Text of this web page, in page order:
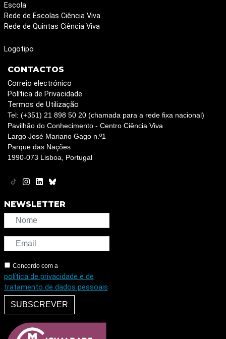
Escola
Rede de Escolas Ciência Viva
Rede de Quintas Ciência Viva
Logotipo
CONTACTOS
Correio electrónico
Política de Privacidade
Termos de Utilização
Tel: (+351) 21 898 50 20 (chamada para a rede fixa nacional)
Pavilhão do Conhecimento - Centro Ciência Viva
Largo José Mariano Gago n.º1
Parque das Nações
1990-073 Lisboa, Portugal
NEWSLETTER
Concordo com a
política de privacidade e de
tratamento de dados pessoais
SUBSCREVER